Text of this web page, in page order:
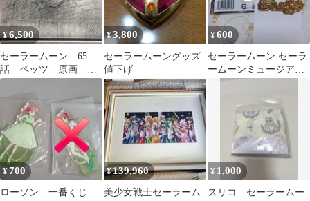
¥6,500
セーラームーン 65
話 ペッツ 原画 修
正原画 アニメ 一点
物
¥3,800
セーラームーングッズ
値下げ
¥600
セーラームーン セーラ
ームーンミュージアム
ピンズ
¥700
ローソン 一番くじ
¥139,960
美少女戦士セーラーム
¥ 1,000
スリコ セーラームー